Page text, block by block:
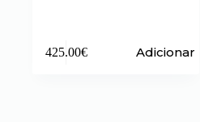
425.00€ Adicionar